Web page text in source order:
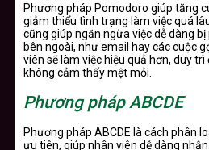
Phương pháp Pomodoro giúp tăng
giảm thiểu tình trạng làm việc quá
cũng giúp ngăn ngừa việc dễ dàng
bên ngoài, như email hay các cuộc
viên sẽ làm việc hiệu quả hơn, duy
không cảm thấy mệt mỏi.
Phương pháp ABCDE
Phương pháp ABCDE là cách phân
ưu tiên, giúp nhân viên dễ dàng